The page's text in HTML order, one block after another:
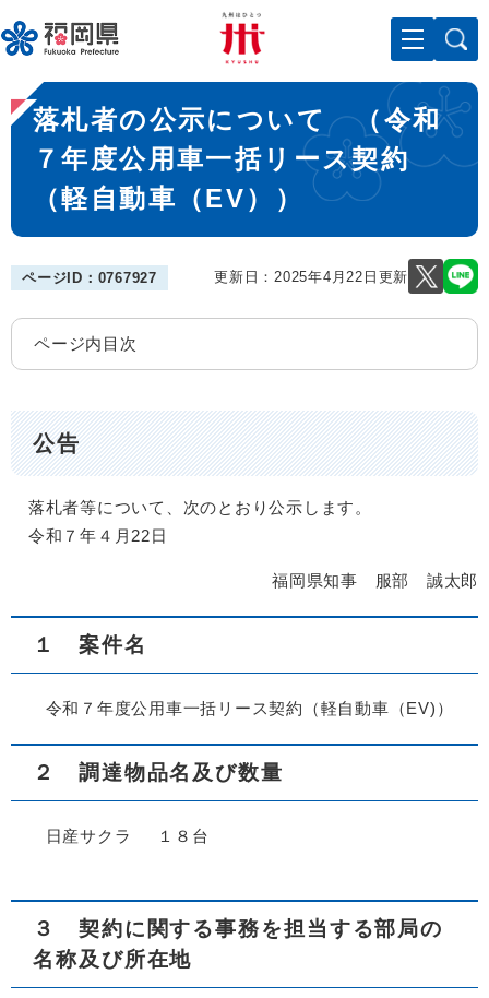
ー
ジ
先
頭
メニューを飛ばして本文へ
本
文
落札者の公示について （令和
７年度公用車一括リース契約
（軽自動車（EV））
ページID：0767927 更新日：2025年4月22日更新
ページ内目次
公告
落札者等について、次のとおり公示します。
令和７年４月22日
福岡県知事 服部 誠太郎
１ 案件名
令和７年度公用車一括リース契約（軽自動車（EV)）
２ 調達物品名及び数量
日産サクラ １８台
３ 契約に関する事務を担当する部局の
名称及び所在地